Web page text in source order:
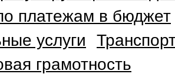
платежам в бюджет
услуги
грамотность